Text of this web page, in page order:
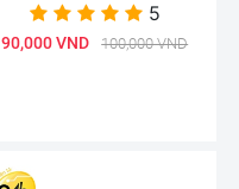
5
90,000 VND 100,000 VND